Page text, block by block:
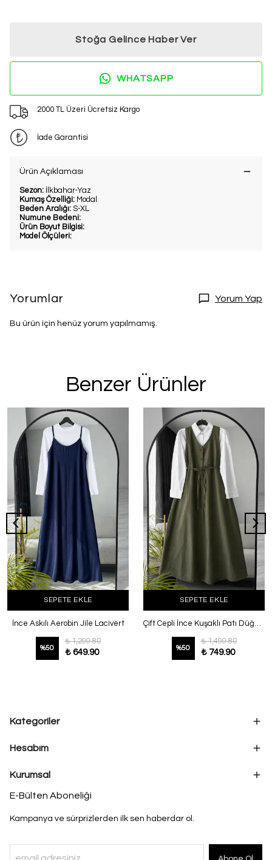
Stoğa Gelince Haber Ver
WHATSAPP
2000 TL Üzeri Ücretsiz Kargo
İade Garantisi
Ürün Açıklaması
Sezon: İlkbahar-Yaz
Kumaş Özelliği: Modal
Beden Aralığı: S-XL
Numune Bedeni:
Ürün Boyut Bilgisi:
Model Ölçüleri:
Yorumlar Yorum Yap
Bu ürün için henüz yorum yapılmamış.
Benzer Ürünler
SEPETE EKLE
İnce Askılı Aerobin Jile Lacivert
%50
₺ 1,299.80
₺ 649.90
SEPETE EKLE
Çift Cepli İnce Kuşaklı Patı Düğmeli Poplin Jile Koyu Haki
%50
₺ 1,499.80
₺ 749.90
Kategoriler
Hesabım
Kurumsal
E-Bülten Aboneliği
Kampanya ve sürprizlerden ilk sen haberdar ol.